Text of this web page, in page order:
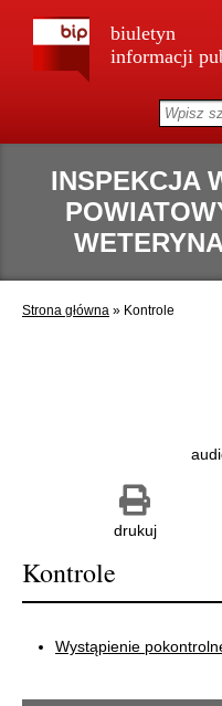
biuletyn
informacji
INSPEKCJA
Strona główna » Kontrole
drukuj
Kontrole
Wystąpienie